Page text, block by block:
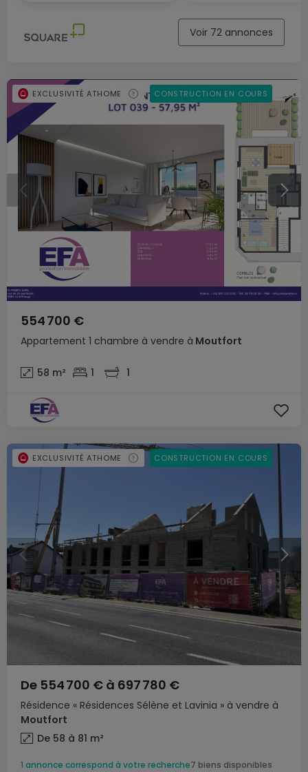
Voir 72 annonces
Appartement 1 chambre à vendre à Moutfort
554 700 €
58 m² 1 1
EXCLUSIVITÉ ATHOME CONSTRUCTION EN COURS
Résidence « Résidences Sélène et Lavinia » à vendre à
Moutfort
De 554 700 € à 697 780 €
De 58 à 81 m²
EXCLUSIVITÉ ATHOME CONSTRUCTION EN COURS
1 annonce correspond à votre recherche7 biens disponibles